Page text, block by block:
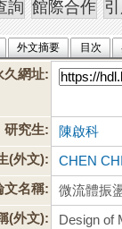
外文摘要 目次
久網址:
研究生:
陳啟科
(外文):
CHEN
文名稱:
微流體振
(外文):
Design of